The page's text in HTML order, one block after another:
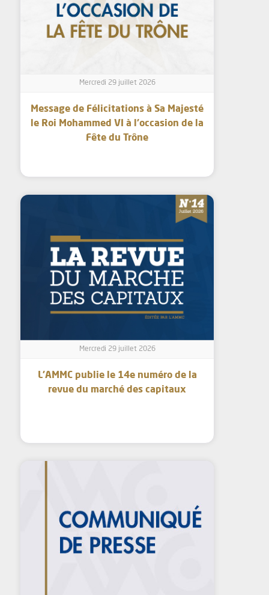
Mercredi 29 juillet 2026
Message de Félicitations à Sa Majesté
le Roi Mohammed VI à l’occasion de la
Fête du Trône
Mercredi 29 juillet 2026
L’AMMC publie le 14e numéro de la
revue du marché des capitaux